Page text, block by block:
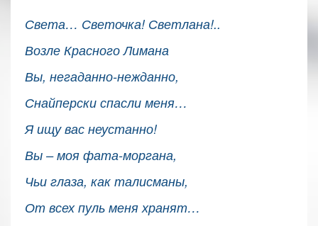
Света… Светочка! Светлана!..
Возле Красного Лимана
Вы, негаданно-нежданно,
Снайперски спасли меня…
Я ищу вас неустанно!
Вы – моя фата-моргана,
Чьи глаза, как талисманы,
От всех пуль меня хранят…